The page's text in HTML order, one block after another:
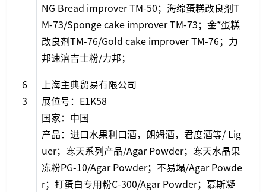
NG Bread improver TM-50；海绵蛋糕改良剂T
M-73/Sponge cake improver TM-73；金*蛋糕
改良剂TM-76/Gold cake improver TM-76；力
邦速溶吉士粉/力邦；
6
3
上海主典贸易有限公司
展位号：E1K58
国家：中国
产品：进口水果利口酒，朗姆酒，君度酒等/ Lig
uer；寒天系列产品/Agar Powder；寒天水晶果
冻粉PG-10/Agar Powder；不易塌/Agar Powde
r；打蛋白专用粉C-300/Agar Powder；慕斯凝